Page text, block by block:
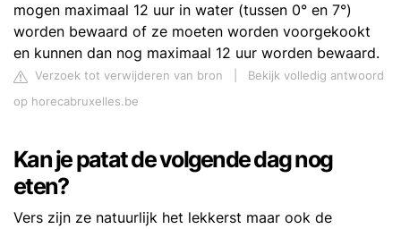
mogen maximaal 12 uur in water (tussen 0° en 7°)
worden bewaard of ze moeten worden voorgekookt
en kunnen dan nog maximaal 12 uur worden bewaard.
Verzoek tot verwijderen van bron
Bekijk volledig antwoord
op horecabruxelles.be
Kan je patat de volgende dag nog
eten?
Vers zijn ze natuurlijk het lekkerst maar ook de